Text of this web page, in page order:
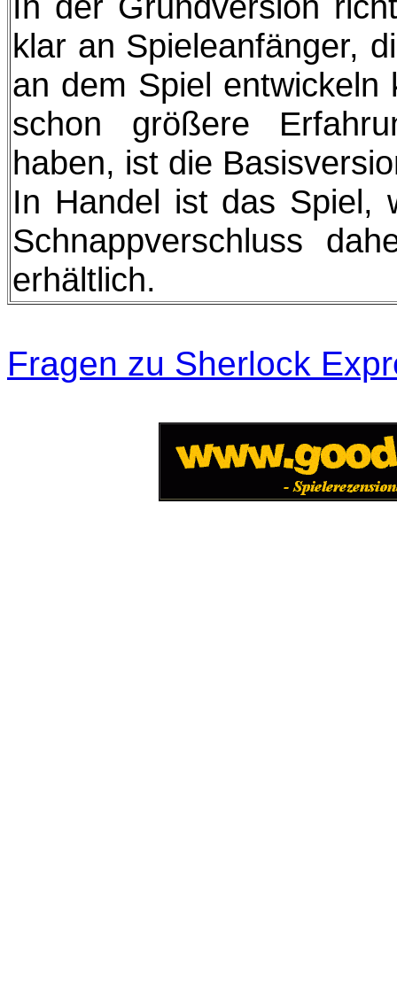
klar an Spieleanfänger,
an dem Spiel
schon größere
haben, ist die
In Handel ist das Spiel,
Schnappverschluss
erhältlich.
Fragen zu Sherlock